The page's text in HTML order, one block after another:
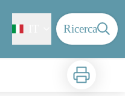
Ricerca
Stampa